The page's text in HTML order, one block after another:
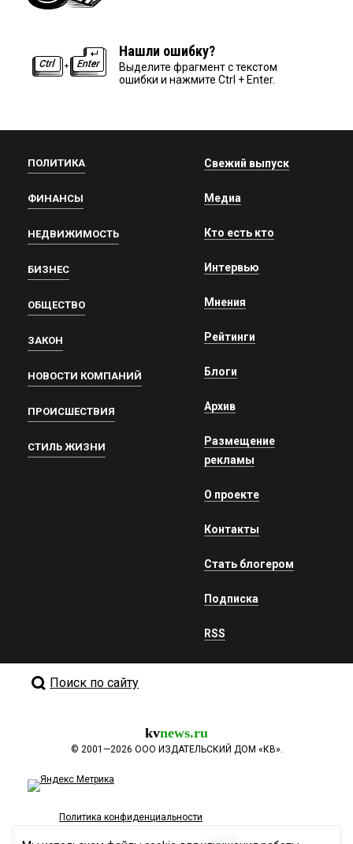
Нашли ошибку?
Выделите фрагмент с текстом
ошибки и нажмите Ctrl + Enter.
ПОЛИТИКА
ФИНАНСЫ
НЕДВИЖИМОСТЬ
БИЗНЕС
ОБЩЕСТВО
ЗАКОН
НОВОСТИ КОМПАНИЙ
ПРОИСШЕСТВИЯ
СТИЛЬ ЖИЗНИ
Свежий выпуск
Медиа
Кто есть кто
Интервью
Мнения
Рейтинги
Блоги
Архив
Размещение
рекламы
О проекте
Контакты
Стать блогером
Подписка
RSS
Поиск по сайту
kvnews.ru
© 2001—2026 ООО ИЗДАТЕЛЬСКИЙ ДОМ «КВ».
Политика конфиденциальности